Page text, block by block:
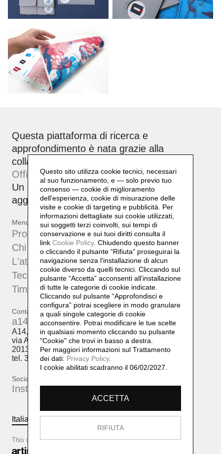
Questa piattaforma di ricerca e
approfondimento è nata grazie alla
collaborazione tra Daniela Lorenzi e
Officinebit.ch.
Un archivio attivo, corale e sempre in
aggiornamento.
Menu
Progetti
Chi sono
L'atelier
Tecniche
Timeline
Contatti
a14@a14.br.com
A14, Daniela Lorenzi
via Arcivescovo Romilli, 15
20139 Milano
tel. 333 50 98 145
Social
Instagram
Italiano English
This website is based on
Questo sito utilizza cookie tecnici, necessari
al suo funzionamento, e — solo previo tuo
consenso — cookie di miglioramento
dell'esperienza, cookie di misurazione delle
visite e cookie di targeting e pubblicità. Per
informazioni dettagliate sui cookie utilizzati,
sui soggetti terzi coinvolti, sui tempi di
conservazione e sui tuoi diritti consulta il
link Cookie Policy. Chiudendo questo banner
o cliccando il pulsante “Rifiuta” proseguirai la
navigazione senza l'installazione di alcun
cookie diverso da quelli tecnici. Cliccando sul
pulsante “Accetta” acconsenti all'installazione
di tutte le categorie di cookie indicate.
Cliccando sul pulsante “Approfondisci e
configura” potrai scegliere in modo granulare
a quali singole categorie di cookie
acconsentire. Potrai modificare le tue scelte
in qualsiasi momento cliccando su pulsante
"Cookie" che trovi in basso a destra.
Per maggiori informazioni sul Trattamento
dei dati: Privacy Policy.
I cookie abilitati scadranno il 06/02/2027.
ACCETTA
RIFIUTA